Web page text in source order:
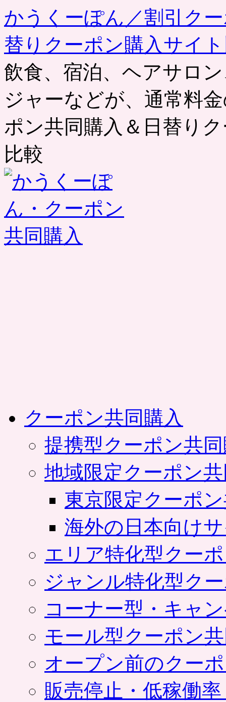
かうくーぽん／割引ク
替りクーポン購入サイ
飲食、宿泊、ヘアサロ
ジャーなどが、通常料
ポン共同購入＆日替り
比較
クーポン共同購入
提携型クーポン共
地域限定クーポン
東京限定クーポ
海外の日本向け
エリア特化型クー
ジャンル特化型ク
コーナー型・キャ
モール型クーポン
オープン前のクー
販売停止・低稼働